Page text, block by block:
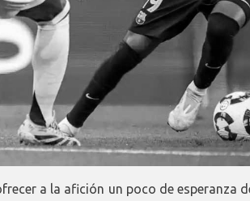
a la afición un poco de esperanza